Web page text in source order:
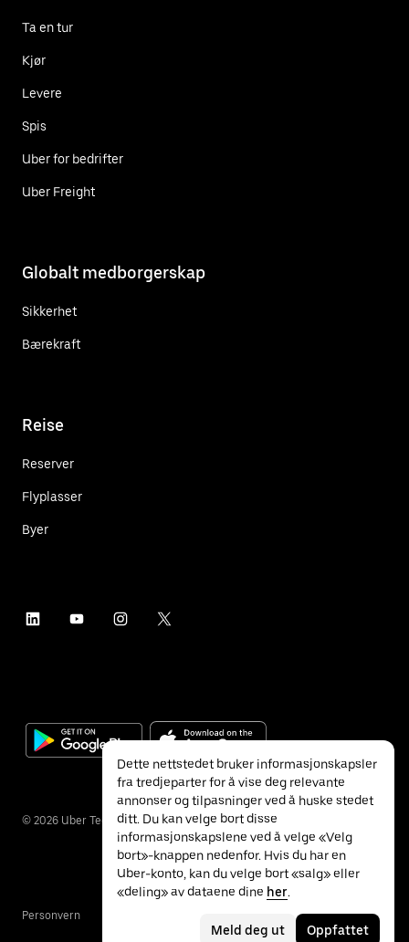
Ta en tur
Kjør
Levere
Spis
Uber for bedrifter
Uber Freight
Globalt medborgerskap
Sikkerhet
Bærekraft
Reise
Reserver
Flyplasser
Byer
© 2026 Uber Technologies Inc.
Personvern
Dette nettstedet bruker informasjonskapsler
fra tredjeparter for å vise deg relevante
annonser og tilpasninger ved å huske stedet
ditt. Du kan velge bort disse
informasjonskapslene ved å velge «Velg
bort»-knappen nedenfor. Hvis du har en
Uber-konto, kan du velge bort «salg» eller
«deling» av dataene dine her.
Meld deg ut Oppfattet